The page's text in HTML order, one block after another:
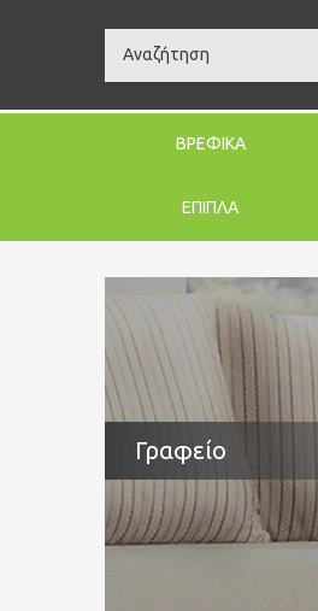
Search
ΒΡΕΦΙΚΑ
ΕΠΙΠΛΑ
Γραφείο